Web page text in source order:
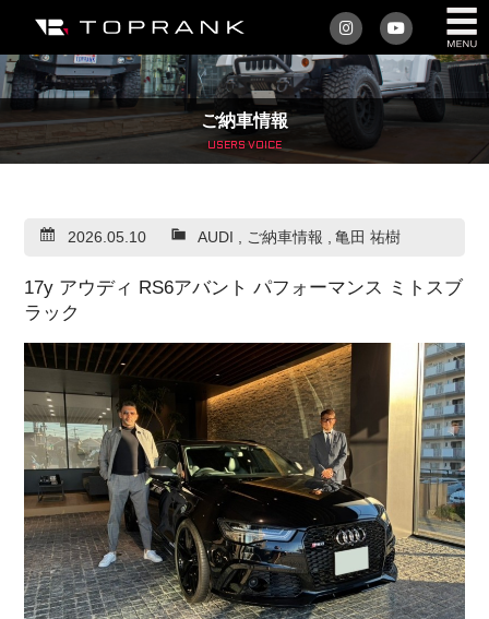
私たちについて
車を買う
アフターサービス
車を売る
店舗/スタッフ情報
インフォメーション
トップランク・マガジン
採用情報
ご納車情報
USERS VOICE
2026.05.10 AUDI , ご納車情報 ,亀田 祐樹
17y アウディ RS6アバント パフォーマンス ミトスブ
ラック